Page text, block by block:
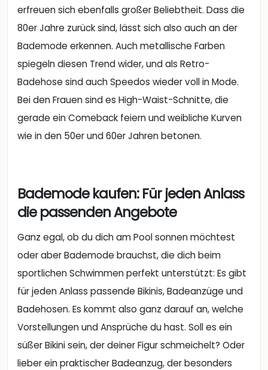
erfreuen sich ebenfalls großer Beliebtheit. Dass die
80er Jahre zurück sind, lässt sich also auch an der
Bademode erkennen. Auch metallische Farben
spiegeln diesen Trend wider, und als Retro-
Badehose sind auch Speedos wieder voll in Mode.
Bei den Frauen sind es High-Waist-Schnitte, die
gerade ein Comeback feiern und weibliche Kurven
wie in den 50er und 60er Jahren betonen.
Bademode kaufen: Für jeden Anlass
die passenden Angebote
Ganz egal, ob du dich am Pool sonnen möchtest
oder aber Bademode brauchst, die dich beim
sportlichen Schwimmen perfekt unterstützt: Es gibt
für jeden Anlass passende Bikinis, Badeanzüge und
Badehosen. Es kommt also ganz darauf an, welche
Vorstellungen und Ansprüche du hast. Soll es ein
süßer Bikini sein, der deiner Figur schmeichelt? Oder
lieber ein praktischer Badeanzug, der besonders